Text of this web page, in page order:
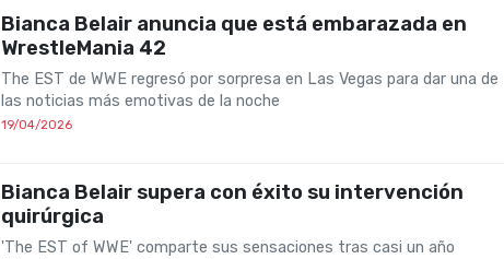
Bianca Belair anuncia que está embarazada en
WrestleMania 42
The EST de WWE regresó por sorpresa en Las Vegas para dar una de
las noticias más emotivas de la noche
19/04/2026
Bianca Belair supera con éxito su intervención
quirúrgica
'The EST of WWE' comparte sus sensaciones tras casi un año